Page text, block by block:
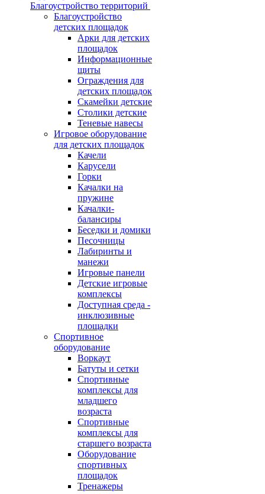
Благоустройство территорий
Благоустройство
детских площадок
Арки для детских
площадок
Информационные
щиты
Ограждения для
детских площадок
Скамейки детские
Столики детские
Теневые навесы
Игровое оборудование
для детских площадок
Качели
Карусели
Горки
Качалки на
пружине
Качалки-
балансиры
Беседки и домики
Песочницы
Лабиринты и
манежи
Игровые панели
Детские игровые
комплексы
Доступная среда -
инклюзивные
площадки
Спортивное
оборудование
Воркаут
Батуты и сетки
Спортивные
комплексы для
младшего
возраста
Спортивные
комплексы для
старшего возраста
Оборудование
спортивных
площадок
Тренажеры